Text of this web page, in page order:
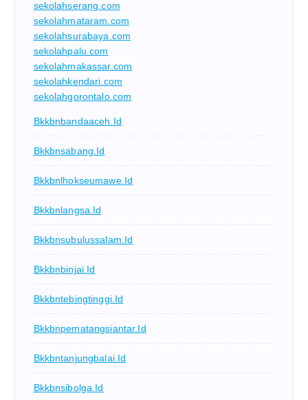
sekolahserang.com
sekolahmataram.com
sekolahsurabaya.com
sekolahpalu.com
sekolahmakassar.com
sekolahkendari.com
sekolahgorontalo.com
Bkkbnbandaaceh.id
Bkkbnsabang.id
Bkkbnlhokseumawe.id
Bkkbnlangsa.id
Bkkbnsubulussalam.id
Bkkbnbinjai.id
Bkkbntebingtinggi.id
Bkkbnpematangsiantar.id
Bkkbntanjungbalai.id
Bkkbnsibolga.id